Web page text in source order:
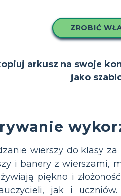
ZROBIĆ
arkusz na swoje
jako
wierszy do klasy
i banery z wierszami,
piękno i
jak i